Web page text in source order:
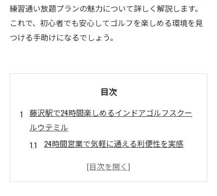
練習通い放題プランの魅力について詳しく解説します。
これで、初心者でも安心してゴルフを楽しめる環境を見
つける手助けになるでしょう。
目次
藤沢駅で24時間楽しめるインドアゴルフスクー
ルウテミル
24時間営業で気軽に通える利便性を実感
インドアゴルフスクールの無料貸出クラブ